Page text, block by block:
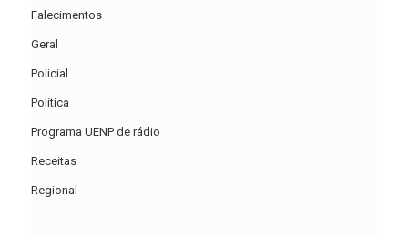
Falecimentos
Geral
Policial
Política
Programa UENP de rádio
Receitas
Regional